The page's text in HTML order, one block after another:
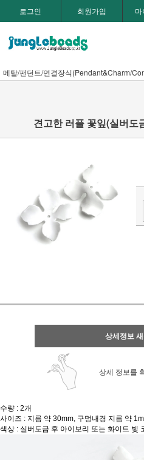
로그인 회원가입
메탈/팬던트/연결장식(Pendant&Charm/
견고한 러플 꽃잎(실버도
상세정보
상세 정보를
수량 : 2개
사이즈 : 지름 약 30mm, 구멍내경 지름 약
색상 : 실버도금 후 아이보리 또는 화이트 빛